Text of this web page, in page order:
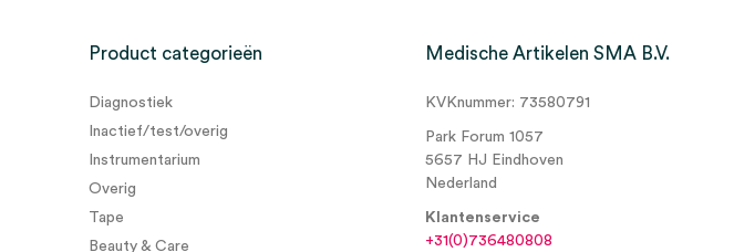
Product categorieën
Diagnostiek
Inactief/test/overig
Instrumentarium
Overig
Tape
Beauty & Care
Medische Artikelen SMA B.V.
KVKnummer: 73580791
Park Forum 1057
5657 HJ Eindhoven
Nederland
Klantenservice
+31(0)736480808